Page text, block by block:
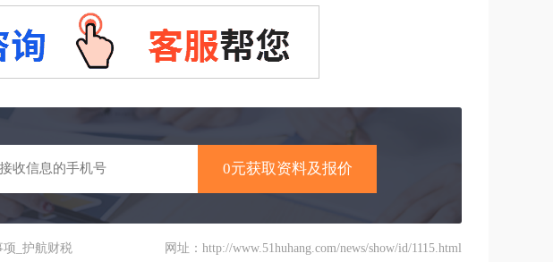
_护航财税 网址：http://www.51huhang.com/news/show/id/1115.html